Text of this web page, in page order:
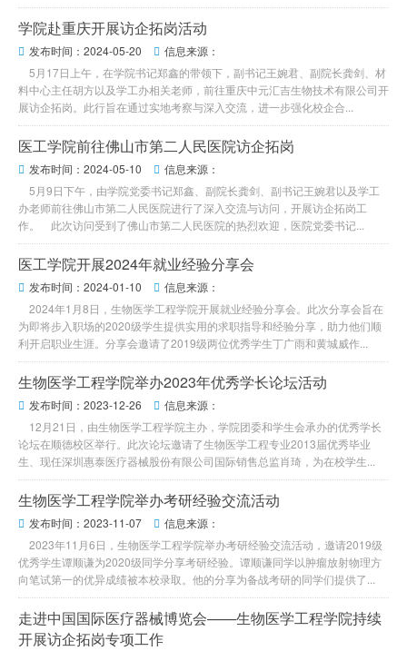
学院赴重庆开展访企拓岗活动
 发布时间：2024-05-20  信息来源：
5月17日上午，在学院书记郑鑫的带领下，副书记王婉君、副院长龚剑、材
料中心主任胡方以及学工办相关老师，前往重庆中元汇吉生物技术有限公司开
展访企拓岗。此行旨在通过实地考察与深入交流，进一步强化校企合...
医工学院前往佛山市第二人民医院访企拓岗
 发布时间：2024-05-10  信息来源：
5月9日下午，由学院党委书记郑鑫、副院长龚剑、副书记王婉君以及学工
办老师前往佛山市第二人民医院进行了深入交流与访问，开展访企拓岗工
作。 此次访问受到了佛山市第二人民医院的热烈欢迎，医院党委书记...
医工学院开展2024年就业经验分享会
 发布时间：2024-01-10  信息来源：
2024年1月8日，生物医学工程学院开展就业经验分享会。此次分享会旨在
为即将步入职场的2020级学生提供实用的求职指导和经验分享，助力他们顺
利开启职业生涯。分享会邀请了2019级两位优秀学生丁广雨和黄城威作...
生物医学工程学院举办2023年优秀学长论坛活动
 发布时间：2023-12-26  信息来源：
12月21日，由生物医学工程学院主办，学院团委和学生会承办的优秀学长
论坛在顺德校区举行。此次论坛邀请了生物医学工程专业2013届优秀毕业
生、现任深圳惠泰医疗器械股份有限公司国际销售总监肖琦，为在校学生...
生物医学工程学院举办考研经验交流活动
 发布时间：2023-11-07  信息来源：
2023年11月6日，生物医学工程学院举办考研经验交流活动，邀请2019级
优秀学生谭顺谦为2020级同学分享考研经验。谭顺谦同学以肿瘤放射物理方
向笔试第一的优异成绩被本校录取。他的分享为备战考研的同学们提供了...
走进中国国际医疗器械博览会——生物医学工程学院持续
开展访企拓岗专项工作